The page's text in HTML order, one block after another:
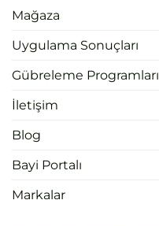
Mağaza
Uygulama Sonuçları
Gübreleme Programları
İletişim
Blog
Bayi Portalı
Markalar